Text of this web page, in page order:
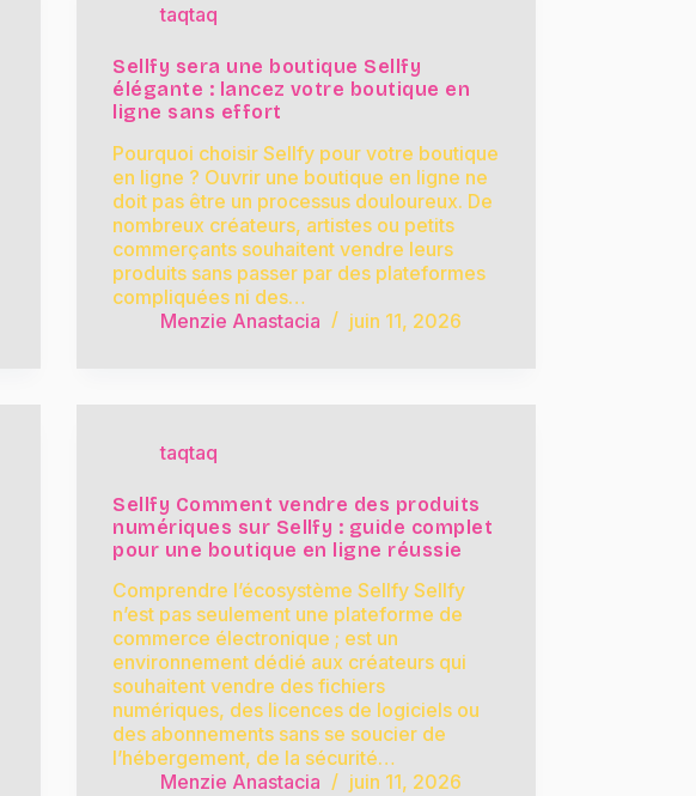
taqtaq
Sellfy sera une boutique Sellfy
élégante : lancez votre boutique en
ligne sans effort
Pourquoi choisir Sellfy pour votre boutique
en ligne ? Ouvrir une boutique en ligne ne
doit pas être un processus douloureux. De
nombreux créateurs, artistes ou petits
commerçants souhaitent vendre leurs
produits sans passer par des plateformes
compliquées ni des…
Menzie Anastacia
juin 11, 2026
taqtaq
Sellfy Comment vendre des produits
numériques sur Sellfy : guide complet
pour une boutique en ligne réussie
Comprendre l’écosystème Sellfy Sellfy
n’est pas seulement une plateforme de
commerce électronique ; est un
environnement dédié aux créateurs qui
souhaitent vendre des fichiers
numériques, des licences de logiciels ou
des abonnements sans se soucier de
l’hébergement, de la sécurité…
Menzie Anastacia
juin 11, 2026